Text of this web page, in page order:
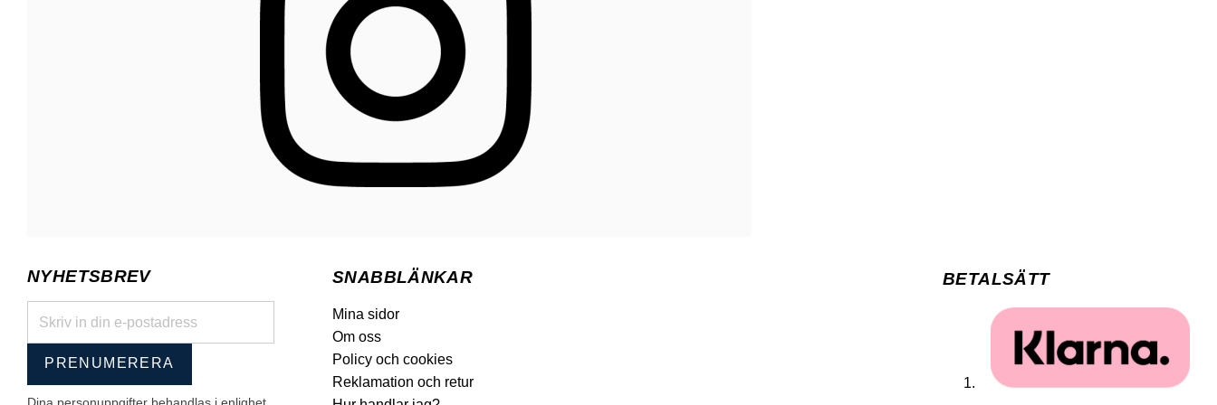
NYHETSBREV
PRENUMERERA
SNABBLÄNKAR
Mina sidor
Om oss
Policy och cookies
Reklamation och retur
BETALSÄTT